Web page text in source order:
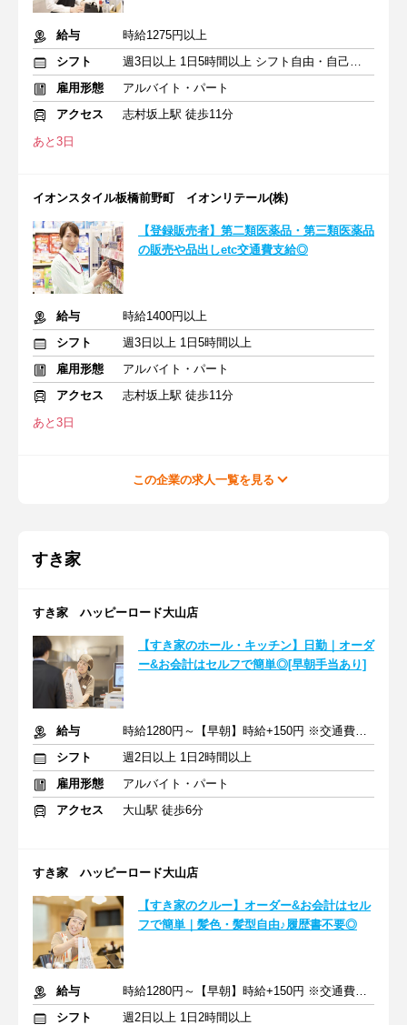
給与
時給1275円以上
シフト
週3日以上 1日5時間以上 シフト自由・自己申告
雇用形態
アルバイト・パート
アクセス
志村坂上駅 徒歩11分
あと3日
イオンスタイル板橋前野町 イオンリテール(株)
【登録販売者】第二類医薬品・第三類医薬品
の販売や品出しetc交通費支給◎
給与
時給1400円以上
シフト
週3日以上 1日5時間以上
雇用形態
アルバイト・パート
アクセス
志村坂上駅 徒歩11分
あと3日
この企業の求人一覧を見る
すき家
すき家 ハッピーロード大山店
【すき家のホール・キッチン】日勤｜オーダ
ー&お会計はセルフで簡単◎[早朝手当あり]
給与
時給1280円～【早朝】時給+150円 ※交通費支給
シフト
週2日以上 1日2時間以上
雇用形態
アルバイト・パート
アクセス
大山駅 徒歩6分
すき家 ハッピーロード大山店
【すき家のクルー】オーダー&お会計はセル
フで簡単｜髪色・髪型自由♪履歴書不要◎
給与
時給1280円～【早朝】時給+150円 ※交通費支給
シフト
週2日以上 1日2時間以上